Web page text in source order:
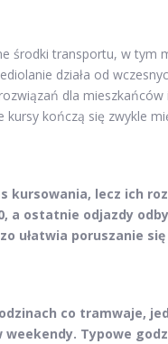
środki transportu, w tym
działa od
dla
kończą się zwykle
kursowania, lecz ich
a ostatnie odjazdy
ułatwia poruszanie
co tramwaje,
Typowe